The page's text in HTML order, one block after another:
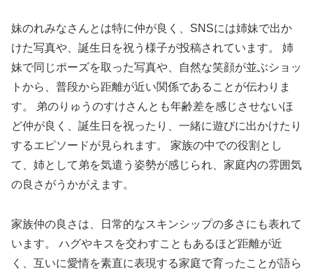
妹のれみなさんとは特に仲が良く、SNSには姉妹で出か
けた写真や、誕生日を祝う様子が投稿されています。 姉
妹で同じポーズを取った写真や、自然な笑顔が並ぶショッ
トから、普段から距離が近い関係であることが伝わりま
す。 弟のりゅうのすけさんとも年齢差を感じさせないほ
ど仲が良く、誕生日を祝ったり、一緒に遊びに出かけたり
するエピソードが見られます。 家族の中での役割とし
て、姉として弟を気遣う姿勢が感じられ、家庭内の雰囲気
の良さがうかがえます。
家族仲の良さは、日常的なスキンシップの多さにも表れて
います。 ハグやキスを交わすこともあるほど距離が近
く、互いに愛情を素直に表現する家庭で育ったことが語ら